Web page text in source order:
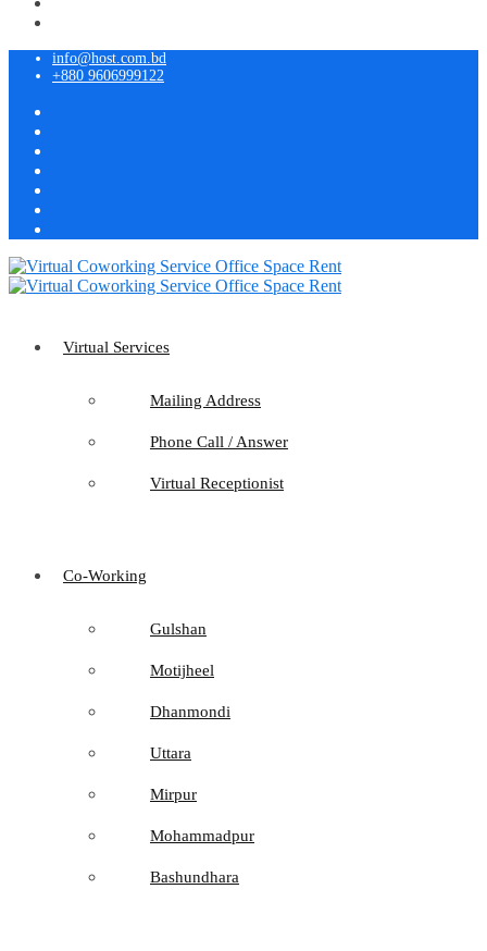
info@host.com.bd
+880 9606999122
Virtual Services
Mailing Address
Phone Call / Answer
Virtual Receptionist
Co-Working
Gulshan
Motijheel
Dhanmondi
Uttara
Mirpur
Mohammadpur
Bashundhara